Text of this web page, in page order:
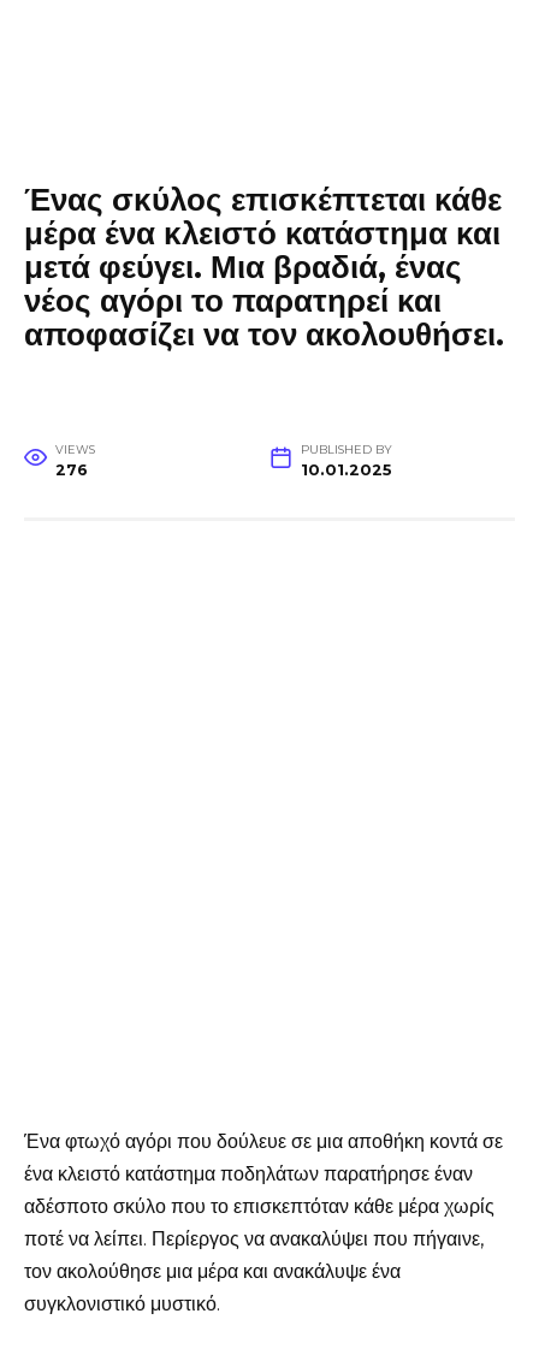
Ένας σκύλος επισκέπτεται κάθε
μέρα ένα κλειστό κατάστημα και
μετά φεύγει. Μια βραδιά, ένας
νέος αγόρι το παρατηρεί και
αποφασίζει να τον ακολουθήσει.
VIEWS
276
PUBLISHED BY
10.01.2025
Ένα φτωχό αγόρι που δούλευε σε μια αποθήκη κοντά σε
ένα κλειστό κατάστημα ποδηλάτων παρατήρησε έναν
αδέσποτο σκύλο που το επισκεπτόταν κάθε μέρα χωρίς
ποτέ να λείπει. Περίεργος να ανακαλύψει που πήγαινε,
τον ακολούθησε μια μέρα και ανακάλυψε ένα
συγκλονιστικό μυστικό.